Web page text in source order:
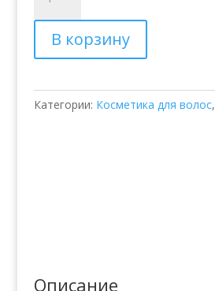
Бело-
Синяя
косметичка
ухода
–
В корзину
Категории: Косметика для волос,
Описание